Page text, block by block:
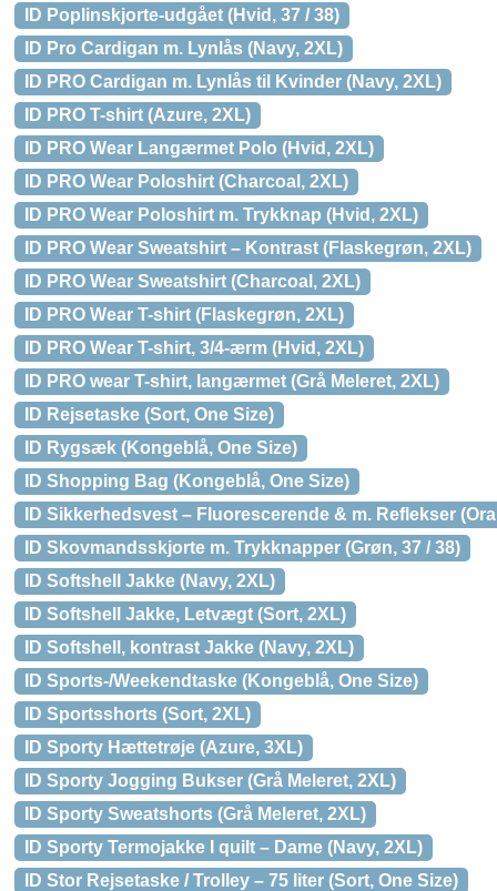
ID Poplinskjorte-udgået (Hvid, 37 / 38)
ID Pro Cardigan m. Lynlås (Navy, 2XL)
ID PRO Cardigan m. Lynlås til Kvinder (Navy, 2XL)
ID PRO T-shirt (Azure, 2XL)
ID PRO Wear Langærmet Polo (Hvid, 2XL)
ID PRO Wear Poloshirt (Charcoal, 2XL)
ID PRO Wear Poloshirt m. Trykknap (Hvid, 2XL)
ID PRO Wear Sweatshirt – Kontrast (Flaskegrøn, 2XL)
ID PRO Wear Sweatshirt (Charcoal, 2XL)
ID PRO Wear T-shirt (Flaskegrøn, 2XL)
ID PRO Wear T-shirt, 3/4-ærm (Hvid, 2XL)
ID PRO wear T-shirt, langærmet (Grå Meleret, 2XL)
ID Rejsetaske (Sort, One Size)
ID Rygsæk (Kongeblå, One Size)
ID Shopping Bag (Kongeblå, One Size)
ID Sikkerhedsvest – Fluorescerende & m. Reflekser
ID Skovmandsskjorte m. Trykknapper (Grøn, 37 / 38)
ID Softshell Jakke (Navy, 2XL)
ID Softshell Jakke, Letvægt (Sort, 2XL)
ID Softshell, kontrast Jakke (Navy, 2XL)
ID Sports-/Weekendtaske (Kongeblå, One Size)
ID Sportsshorts (Sort, 2XL)
ID Sporty Hættetrøje (Azure, 3XL)
ID Sporty Jogging Bukser (Grå Meleret, 2XL)
ID Sporty Sweatshorts (Grå Meleret, 2XL)
ID Sporty Termojakke I quilt – Dame (Navy, 2XL)
ID Stor Rejsetaske / Trolley – 75 liter (Sort, One Size)